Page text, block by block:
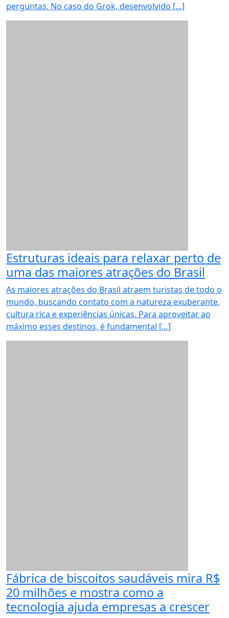
perguntas. No caso do Grok, desenvolvido […]
Estruturas ideais para relaxar perto de
uma das maiores atrações do Brasil
As maiores atrações do Brasil atraem turistas de todo o
mundo, buscando contato com a natureza exuberante,
cultura rica e experiências únicas. Para aproveitar ao
máximo esses destinos, é fundamental […]
Fábrica de biscoitos saudáveis mira R$
20 milhões e mostra como a
tecnologia ajuda empresas a crescer